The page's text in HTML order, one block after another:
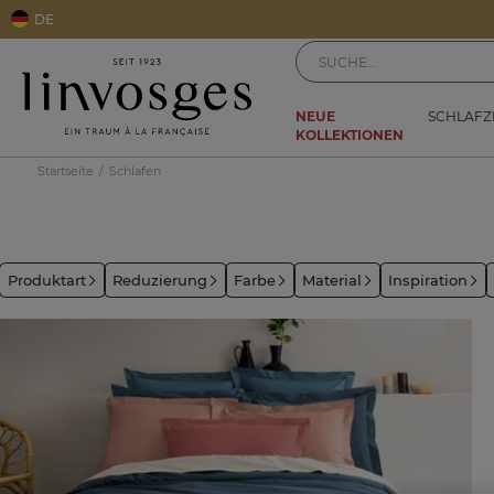
DE
NEUE
KOLLEKTIONEN
Startseite Schlafen
Produktart Reduzierung Farbe Material Inspiration